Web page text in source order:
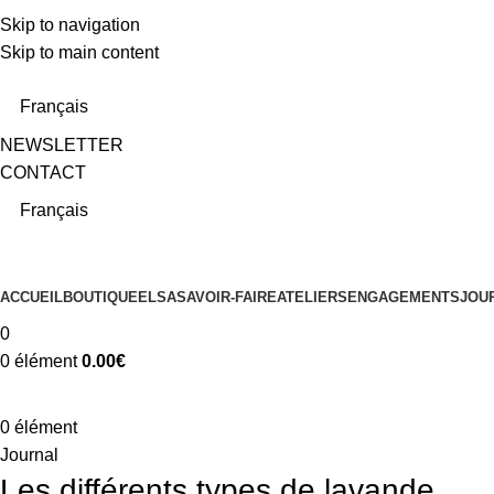
Skip to navigation
Skip to main content
Français
NEWSLETTER
CONTACT
Français
ACCUEILBOUTIQUEELSASAVOIR-FAIREATELIERSENGAGEMENTS
0
0 élément 0.00€
0 élément
Journal